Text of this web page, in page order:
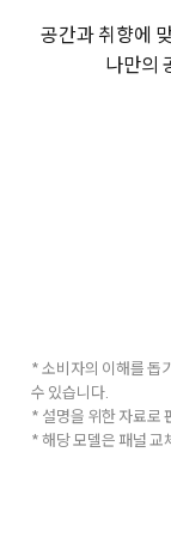
공간과 취향에
나만의
* 소비자의 이해를 돕
수 있습니다.
* 설명을 위한 자료로
* 해당 모델은 패널 교